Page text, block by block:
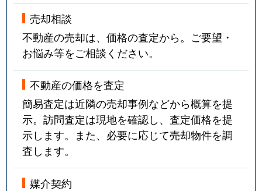
売却相談
不動産の売却は、価格の査定から。ご要望・
お悩み等をご相談ください。
不動産の価格を査定
簡易査定は近隣の売却事例などから概算を提
示。訪問査定は現地を確認し、査定価格を提
示します。また、必要に応じて売却物件を調
査します。
媒介契約